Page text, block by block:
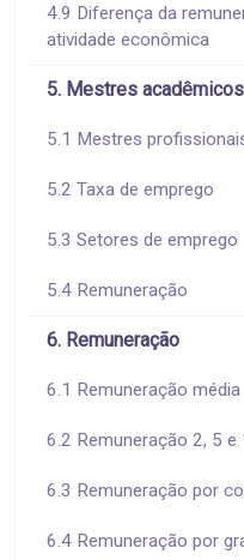
4.9 Diferença da
atividade econômica
5. Mestres
5.1 Mestres
5.2 Taxa de emprego
5.3 Setores de emprego
5.4 Remuneração
6. Remuneração
6.1 Remuneração média
6.2 Remuneração 2, 5
6.3 Remuneração por
6.4 Remuneração por